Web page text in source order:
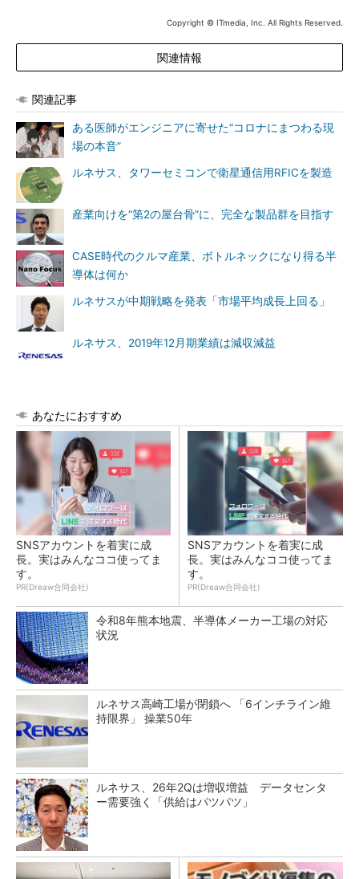
Copyright © ITmedia, Inc. All Rights Reserved.
関連情報
関連記事
ある医師がエンジニアに寄せた“コロナにまつわる現
場の本音”
ルネサス、タワーセミコンで衛星通信用RFICを製造
産業向けを“第2の屋台骨”に、完全な製品群を目指す
CASE時代のクルマ産業、ボトルネックになり得る半
導体は何か
ルネサスが中期戦略を発表「市場平均成長上回る」
ルネサス、2019年12月期業績は減収減益
あなたにおすすめ
SNSアカウントを着実に成
長。実はみんなココ使ってま
す。
PR(Dreaw合同会社)
SNSアカウントを着実に成
長。実はみんなココ使ってま
す。
PR(Dreaw合同会社)
令和8年熊本地震、半導体メーカー工場の対応
状況
ルネサス高崎工場が閉鎖へ 「6インチライン維
持限界」 操業50年
ルネサス、26年2Qは増収増益 データセンタ
ー需要強く「供給はパツパツ」